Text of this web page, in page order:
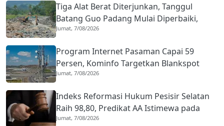
Tiga Alat Berat Diterjunkan, Tanggul
Batang Guo Padang Mulai Diperbaiki,
Warga Kuranji Bernapas Lega
Jumat, 7/08/2026
Program Internet Pasaman Capai 59
Persen, Kominfo Targetkan Blankspot
Tuntas Lima Tahun
Jumat, 7/08/2026
Indeks Reformasi Hukum Pesisir Selatan
Raih 98,80, Predikat AA Istimewa pada
2026
Jumat, 7/08/2026